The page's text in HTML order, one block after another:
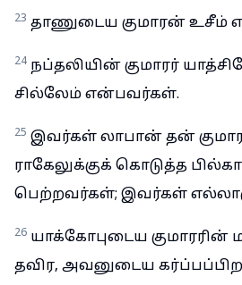
23 தாணுடைய குமாரன் உசீம்
24 நப்தலியின் குமாரர்
சில்லேம் என்பவர்கள்.
25 இவர்கள் லாபான் தன்
ராகேலுக்குக் கொடுத்த
பெற்றவர்கள்; இவர்கள்
26 யாக்கோபுடைய
தவிர, அவனுடைய